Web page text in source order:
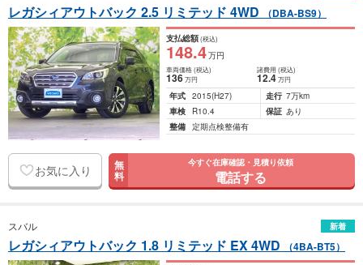
レガシィアウトバック 2.5 リミテッド 4WD （DBA-BS9）
支払総額(税込)
148.4万円
車両価格(税込)
136万円
諸費用 (税込)
12.4 万円
年式 2015(H27) 走行 7万km
車検
R10.4 保証 あり
整備 定期点検整備有
お気に入り 無
料
今すぐ在庫確認・見積り依頼
電話する
スバル 新着
レガシィアウトバック 1.8 リミテッド EX 4WD （4BA-BT5）